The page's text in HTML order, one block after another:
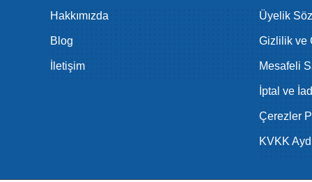
Hakkımızda
Blog
İletişim
Üyelik
Gizlilik ve
Mesafeli
İptal ve
Çerezler
KVKK